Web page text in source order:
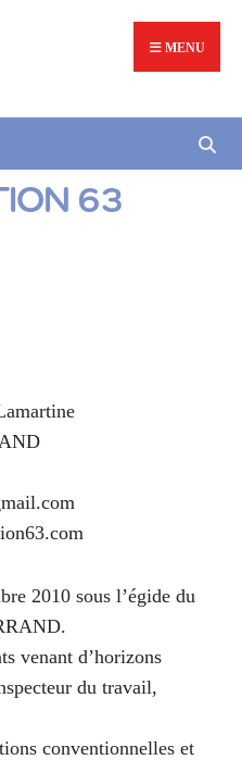
MENU
63
2010 sous l’égide du
venant d’horizons
du travail,
conventionnelles et